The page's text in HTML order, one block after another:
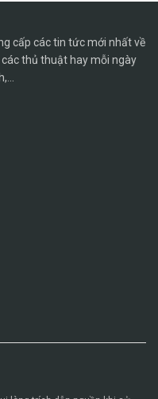
cấp các tin tức mới nhất về
thủ thuật hay mỗi ngày